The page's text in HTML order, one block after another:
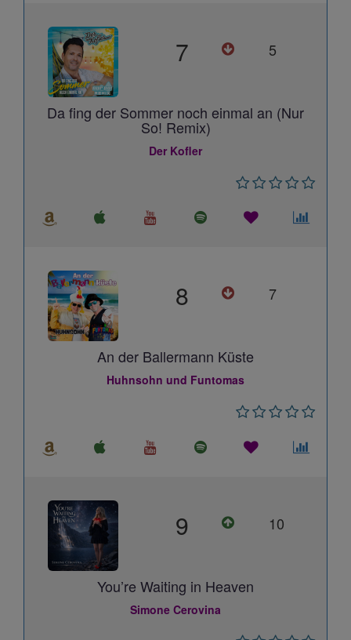
7 5
Da fing der Sommer noch einmal an (Nur
So! Remix)
Der Kofler
8 7
An der Ballermann Küste
Huhnsohn und Funtomas
9 10
You’re Waiting in Heaven
Simone Cerovina